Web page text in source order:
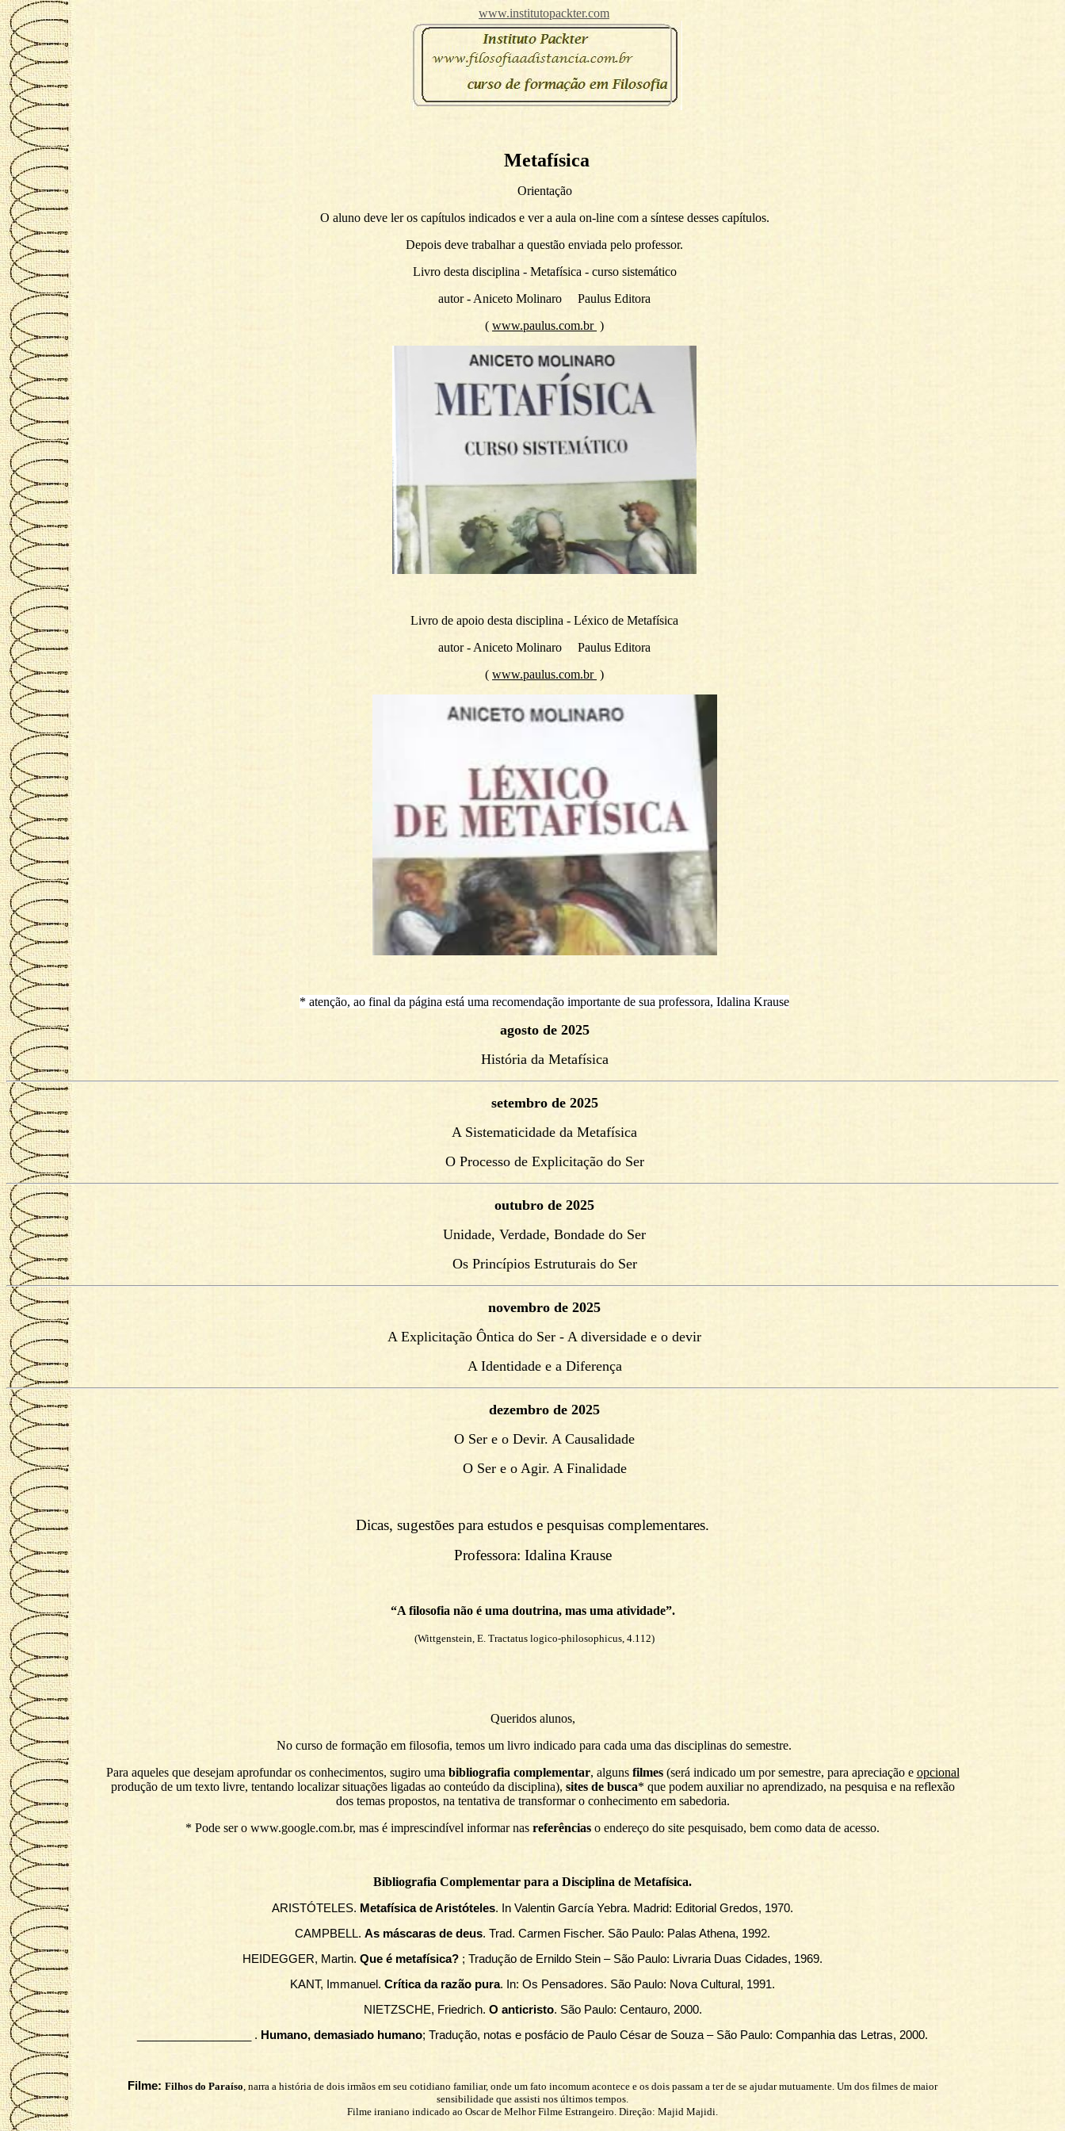
www.institutopackter.com
Metafísica
Orientação
O aluno deve ler os capítulos indicados e ver a aula on-line com a síntese desses capítulos.
Depois deve trabalhar a questão enviada pelo professor.
Livro desta disciplina - Metafísica - curso sistemático
autor - Aniceto Molinaro Paulus Editora
( www.paulus.com.br )
Livro de apoio desta disciplina - Léxico de Metafísica
autor - Aniceto Molinaro Paulus Editora
( www.paulus.com.br )
* atenção, ao final da página está uma recomendação importante de sua professora, Idalina Krause
agosto de 2025
História da Metafísica
setembro de 2025
A Sistematicidade da Metafísica
O Processo de Explicitação do Ser
outubro de 2025
Unidade, Verdade, Bondade do Ser
Os Princípios Estruturais do Ser
novembro de 2025
A Explicitação Ôntica do Ser - A diversidade e o devir
A Identidade e a Diferença
dezembro de 2025
O Ser e o Devir. A Causalidade
O Ser e o Agir. A Finalidade
Dicas, sugestões para estudos e pesquisas complementares.
Professora: Idalina Krause
“A filosofia não é uma doutrina, mas uma atividade”.
(Wittgenstein, E. Tractatus logico-philosophicus, 4.112)
Queridos alunos,
No curso de formação em filosofia, temos um livro indicado para cada uma das disciplinas do semestre.
Para aqueles que desejam aprofundar os conhecimentos, sugiro uma bibliografia complementar, alguns filmes(será indicado um por semestre, para apreciação e opcional
produção de um texto livre, tentando localizar situações ligadas ao conteúdo da disciplina), sites de busca* que podem auxiliar no aprendizado, na pesquisa e na reflexão
dos temas propostos, na tentativa de transformar o conhecimento em sabedoria.
* Pode ser o www.google.com.br, mas é imprescindível informar nas referências o endereço do site pesquisado, bem como data de acesso.
Bibliografia Complementar para a Disciplina de Metafísica.
ARISTÓTELES. Metafísica de Aristóteles. In Valentin García Yebra. Madrid: Editorial Gredos, 1970.
CAMPBELL. As máscaras de deus. Trad. Carmen Fischer. São Paulo: Palas Athena, 1992.
HEIDEGGER, Martin. Que é metafísica? ; Tradução de Ernildo Stein – São Paulo: Livraria Duas Cidades, 1969.
KANT, Immanuel. Crítica da razão pura. In: Os Pensadores. São Paulo: Nova Cultural, 1991.
NIETZSCHE, Friedrich. O anticristo. São Paulo: Centauro, 2000.
__________________ . Humano, demasiado humano; Tradução, notas e posfácio de Paulo César de Souza – São Paulo: Companhia das Letras, 2000.
Filme: Filhos do Paraíso, narra a história de dois irmãos em seu cotidiano familiar, onde um fato incomum acontece e os dois passam a ter de se ajudar mutuamente. Um dos filmes de maior
sensibilidade que assisti nos últimos tempos.
Filme iraniano indicado ao Oscar de Melhor Filme Estrangeiro. Direção: Majid Majidi.